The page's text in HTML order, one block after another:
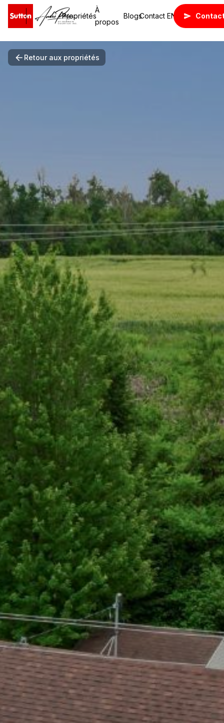
Propriétés
À
propos
BlogsContact EN
Retour aux propriétés